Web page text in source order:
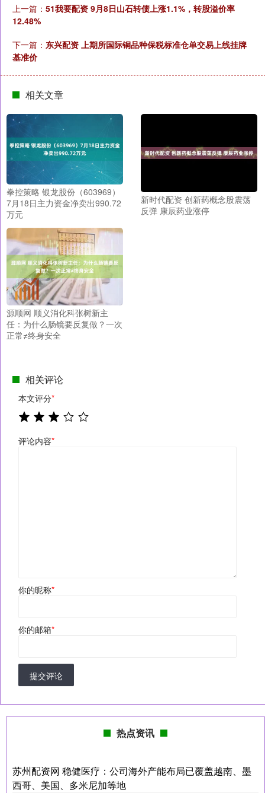
上一篇： 51我要配资 9月8日山石转债上涨1.1%，转股溢价率
12.48%
下一篇： 东兴配资 上期所国际铜品种保税标准仓单交易上线挂牌
基准价
相关文章
拳控策略 银龙股份（603969）
7月18日主力资金净卖出990.72
万元
新时代配资 创新药概念股震荡
反弹 康辰药业涨停
源顺网 顺义消化科张树新主
任：为什么肠镜要反复做？一次
正常≠终身安全
相关评论
本文评分*
评论内容*
你的昵称*
你的邮箱*
提交评论
热点资讯
苏州配资网 稳健医疗：公司海外产能布局已覆盖越南、墨
西哥、美国、多米尼加等地